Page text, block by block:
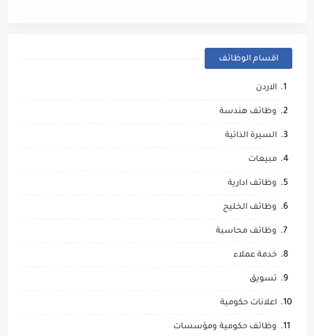
اقسام الوظائف
الاردن
وظائف هندسة
السيرة الذاتية
مبيعات
وظائف ادارية
وظائف الخليج
وظائف محاسبة
خدمة عملاء
تسويق
اعلانات حكومية
وظائف حكومية ومؤسسات